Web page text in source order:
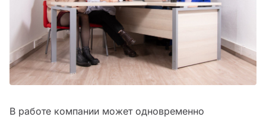
В работе компании может одновременно